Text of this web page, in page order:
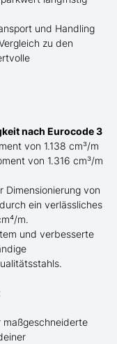
und Handling
zu den
nach Eurocode 3
von 1.138 cm³/m
von 1.316 cm³/m
Dimensionierung von
ein verlässliches
m.
und verbesserte
maßgeschneiderte